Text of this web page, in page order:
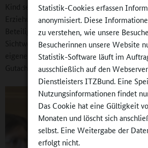
Statistik-Cookies erfassen
anonymisiert. Diese
zu verstehen, wie unsere
Besucherinnen unsere Website
Statistik-Software läuft im
ausschließlich auf den
Dienstleisters ITZBund. Eine
Nutzungsinformationen findet
Das Cookie hat eine Gültigkeit
Monaten und löscht sich
selbst. Eine Weitergabe der
erfolgt nicht.
Kind sein.“ Eine Voraussetzung
Erziehung stelle eine gute Kooperation der
Beteiligten müssten sich darauf verlassen,
Sichtweise auch wichtig und richtig ist“,
eigenen Autonomie abzugeben. Sie
Gutachtens: „Die Gesellschaft muss